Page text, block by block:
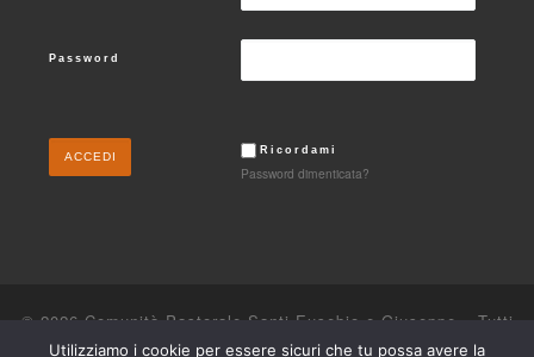
Password
Ricordami
Password dimenticata?
© 2026 Comunità Pastorale Santi Eusebio e Giuseppe – Tutti
i diritti riservati
Utilizziamo i cookie per essere sicuri che tu possa avere la